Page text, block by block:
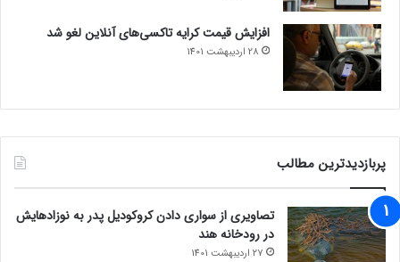
افزایش قیمت کرایه تاکسی‌های آنلاین لغو شد
28 اردیبهشت 1401
پربازدیدترین مطالب
تصاویری از سواری دادن کروکودیل پدر به نوزادهایش
در رودخانه هند
27 اردیبهشت 1401